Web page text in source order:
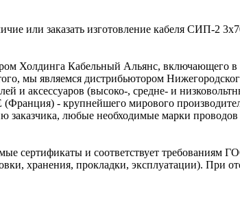
или заказать изготовление кабеля СИП-2
Холдинга Кабельный Альянс, включающего в
мы являемся дистрибьютором
и аксессуаров (высоко-, средне- и
- крупнейшего мирового производителя
заказчика, любые необходимые марки проводов
сертификаты и соответствует
хранения, прокладки, эксплуатации).